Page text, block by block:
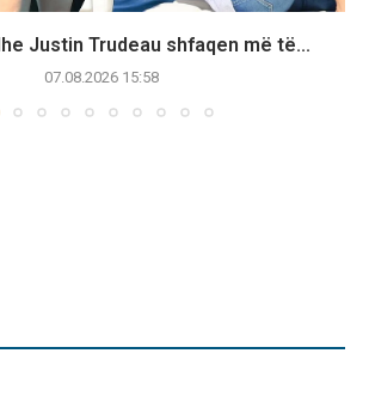
Justin Trudeau shfaqen më të...
07.08.2026 15:58